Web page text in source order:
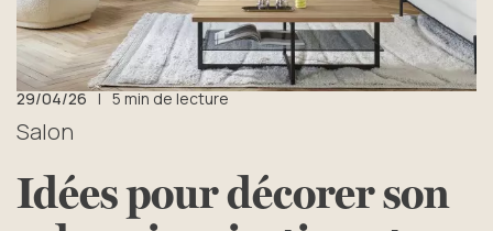
29/04/26 | 5 min de lecture
Salon
Idées pour décorer son